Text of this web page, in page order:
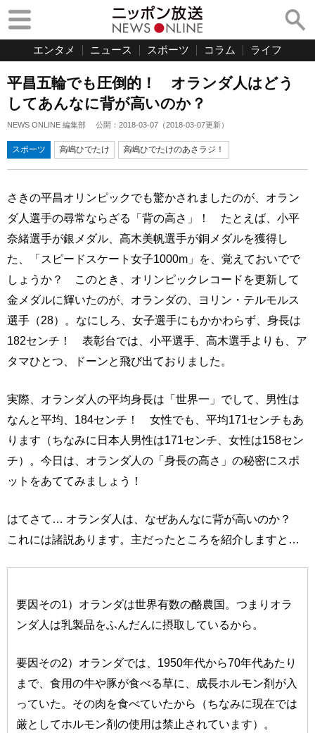
エンタメ ニュース スポーツ コラム ライフ
平昌五輪でも圧倒的！ オランダ人はどう
してあんなに背が高いのか？
NEWS ONLINE 編集部 公開： 2018-03-07 （2018-03-07更新）
スポーツ 高嶋ひでたけ 高嶋ひでたけのあさラジ！
さきの平昌オリンピックでも驚かされましたのが、オラン
ダ人選手の尋常ならざる「背の高さ」！ たとえば、小平
奈緒選手が銀メダル、高木美帆選手が銅メダルを獲得し
た、「スピードスケート女子1000m」を、覚えておいでで
しょうか？ このとき、オリンピックレコードを更新して
金メダルに輝いたのが、オランダの、ヨリン・テルモルス
選手（28）。なにしろ、女子選手にもかかわらず、身長は
182センチ！ 表彰台では、小平選手、高木選手よりも、ア
タマひとつ、ドーンと飛び出ておりました。
実際、オランダ人の平均身長は「世界一」でして、男性は
なんと平均、184センチ！ 女性でも、平均171センチもあ
ります（ちなみに日本人男性は171センチ、女性は158セン
チ）。今日は、オランダ人の「身長の高さ」の秘密にスポ
ットをあててみましょう！
はてさて… オランダ人は、なぜあんなに背が高いのか？
これには諸説あります。主だったところを紹介しますと…
要因その1）オランダは世界有数の酪農国。つまりオラ
ンダ人は乳製品をふんだんに摂取しているから。
要因その2）オランダでは、1950年代から70年代あたり
まで、食用の牛や豚が食べる草に、成長ホルモン剤が入
っていた。その肉を食べていたから（ちなみに現在では
厳としてホルモン剤の使用は禁止されています）。